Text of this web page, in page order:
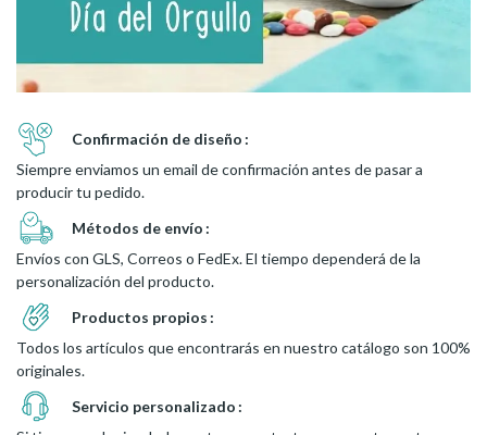
Confirmación de diseño
Siempre enviamos un email de confirmación antes de pasar a
producir tu pedido.
Métodos de envío
Envíos con GLS, Correos o FedEx. El tiempo dependerá de la
personalización del producto.
Productos propios
Todos los artículos que encontrarás en nuestro catálogo son 100%
originales.
Servicio personalizado